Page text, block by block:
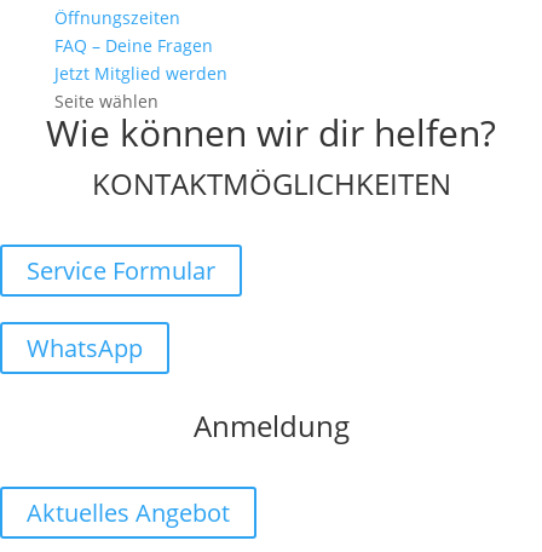
Öffnungszeiten
FAQ – Deine Fragen
Jetzt Mitglied werden
Seite wählen
Wie können wir dir helfen?
KONTAKTMÖGLICHKEITEN
Service Formular
WhatsApp
Anmeldung
Aktuelles Angebot